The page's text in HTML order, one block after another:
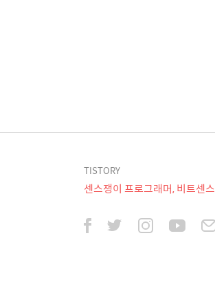
TISTORY
센스쟁이 프로그래머, 비트센스